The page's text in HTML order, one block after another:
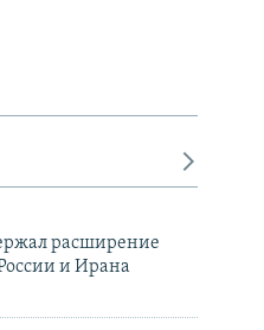
расширение
и Ирана